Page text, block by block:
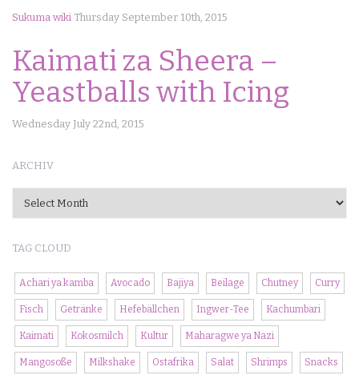
Sukuma wiki Thursday September 10th, 2015
Kaimati za Sheera –
Yeastballs with Icing
Wednesday July 22nd, 2015
ARCHIV
TAG CLOUD
Achari ya kamba Avocado Bajiya Beilage Chutney Curry
Fisch Getränke Hefebällchen Ingwer-Tee Kachumbari
Kaimati Kokosmilch Kultur Maharagwe ya Nazi
Mangosoße Milkshake Ostafrika Salat Shrimps Snacks